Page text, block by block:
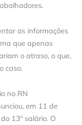
as informações
que apenas
o atraso, o que,
caso.
no RN
em 11 de
13º salário. O